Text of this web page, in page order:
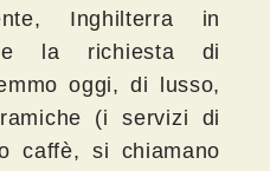
Inghilterra in
la richiesta di
oggi, di lusso,
(i servizi di
caffè, si chiamano